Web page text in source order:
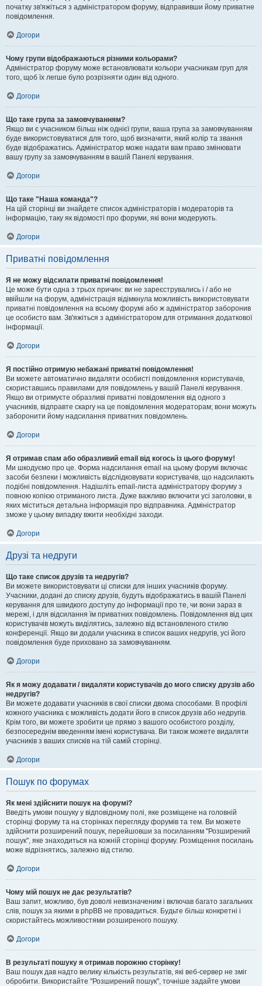
початку зв'яжіться з адміністратором форуму, відправивши йому приватне
повідомлення.
Догори
Чому групи відображаються різними кольорами?
Адміністратор форуму може встановлювати кольори учасникам груп для
того, щоб їх легше було розрізняти один від одного.
Догори
Що таке група за замовчуванням?
Якщо ви є учасником більш ніж однієї групи, ваша група за замовчуванням
буде використовуватися для того, щоб визначити, який колір та звання
буде відображатись. Адміністратор може надати вам право змінювати
вашу групу за замовчуванням в вашій Панелі керування.
Догори
Що таке "Наша команда"?
На цій сторінці ви знайдете список адміністраторів і модераторів та
інформацію, таку як відомості про форуми, які вони модерують.
Догори
Приватні повідомлення
Я не можу відсилати приватні повідомлення!
Це може бути одна з трьох причин: ви не зареєструвались і / або не
ввійшли на форум, адміністрація відімкнула можливість використовувати
приватні повідомлення на всьому форумі або ж адміністратор заборонив
це особисто вам. Зв'яжіться з адміністратором для отримання додаткової
інформації.
Догори
Я постійно отримую небажані приватні повідомлення!
Ви можете автоматично видаляти особисті повідомлення користувачів,
скориставшись правилами для повідомлень у вашій Панелі керування.
Якщо ви отримуєте образливі приватні повідомлення від одного з
учасників, відправте скаргу на це повідомлення модераторам; вони можуть
заборонити йому надсилання приватних повідомлень.
Догори
Я отримав спам або образливий email від когось із цього форуму!
Ми шкодуємо про це. Форма надсилання email на цьому форумі включає
засоби безпеки і можливість відслідковувати користувачів, що надсилають
подібні повідомлення. Надішліть email-листа адміністратору форуму з
повною копією отриманого листа. Дуже важливо включити усі заголовки, в
яких міститься детальна інформація про відправника. Адміністратор
зможе у цьому випадку вжити необхідні заходи.
Догори
Друзі та недруги
Що таке список друзів та недругів?
Ви можете використовувати ці списки для інших учасників форуму.
Учасники, додані до списку друзів, будуть відображатись в вашій Панелі
керування для швидкого доступу до інформації про те, чи вони зараз в
мережі, і для відсилання їм приватних повідомлень. Повідомлення від цих
користувачів можуть виділятись, залежно від встановленого стилю
конференції. Якщо ви додали учасника в список ваших недругів, усі його
повідомлення буде приховано за замовчуванням.
Догори
Як я можу додавати / видаляти користувачів до мого списку друзів або
недругів?
Ви можете додавати учасників в свої списки двома способами. В профілі
кожного учасника є можливість додати його в список друзів або недругів.
Крім того, ви можете зробити це прямо з вашого особистого розділу,
безпосереднім введенням імені користувача. Ви також можете видаляти
учасників з ваших списків на тій самій сторінці.
Догори
Пошук по форумах
Як мені здійснити пошук на форумі?
Введіть умови пошуку у відповідному полі, яке розміщене на головній
сторінці форуму та на сторінках перегляду форумів та тем. Ви можете
здійснити розширений пошук, перейшовши за посиланням "Розширений
пошук", яке знаходиться на кожній сторінці форуму. Розміщення посилань
може відрізнятись, залежно від стилю.
Догори
Чому мій пошук не дає результатів?
Ваш запит, можливо, був доволі невизначеним і включав багато загальних
слів, пошук за якими в phpBB не провадиться. Будьте більш конкретні і
скористайтесь можливостями розширеного пошуку.
Догори
В результаті пошуку я отримав порожню сторінку!
Ваш пошук дав надто велику кількість результатів, які веб-сервер не зміг
обробити. Використайте "Розширений пошук", точніше задайте умови